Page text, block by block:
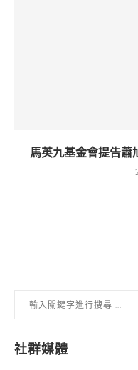
馬英九基金會提告
社群媒體